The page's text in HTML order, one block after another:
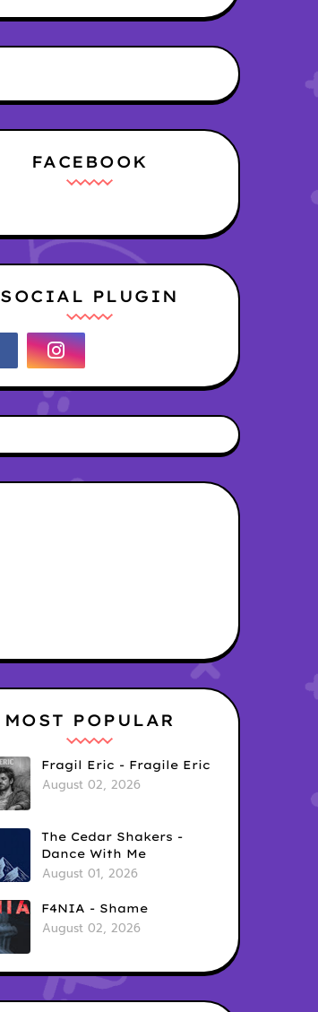
FACEBOOK
SOCIAL PLUGIN
MOST POPULAR
Fragil Eric - Fragile Eric
August 02, 2026
The Cedar Shakers -
Dance With Me
August 01, 2026
F4NIA - Shame
August 02, 2026